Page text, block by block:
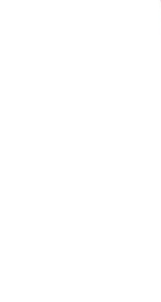
ーダルで0のメディアを